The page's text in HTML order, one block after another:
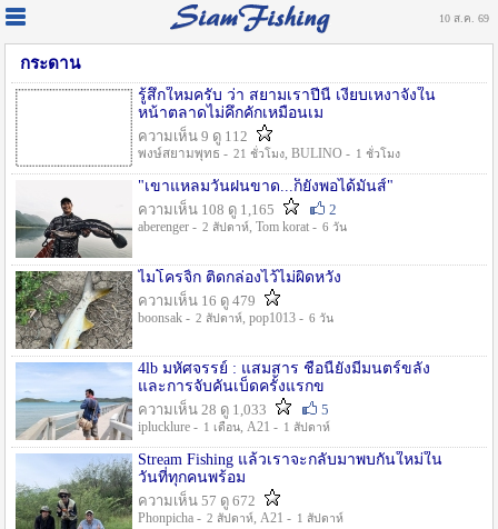
10 ส.ค. 69
กระดาน
รู้สึกใหมครับ ว่า สยามเราปีนี้ เงียบเหงาจังใน
หน้าตลาดไม่คึกคักเหมือนเม
ความเห็น 9 ดู 112
พงษ์สยามพุทธ - 21 ชั่วโมง, BULINO - 1 ชั่วโมง
"เขาแหลมวันฝนขาด...ก็ยังพอได้มันส์"
ความเห็น 108 ดู 1,165
2
aberenger - 2 สัปดาห์, Tom korat - 6 วัน
ไมโครจิ้ก ติดกล่องไว้ไม่ผิดหวัง
ความเห็น 16 ดู 479
boonsak - 2 สัปดาห์, pop1013 - 6 วัน
4lb มหัศจรรย์ : แสมสาร ชื่อนี้ยังมีมนตร์ขลัง
และการจับคันเบ็ดครั้งแรกข
ความเห็น 28 ดู 1,033
5
iplucklure - 1 เดือน, A21 - 1 สัปดาห์
Stream Fishing แล้วเราจะกลับมาพบกันใหม่ใน
วันที่ทุกคนพร้อม
ความเห็น 57 ดู 672
Phonpicha - 2 สัปดาห์, A21 - 1 สัปดาห์